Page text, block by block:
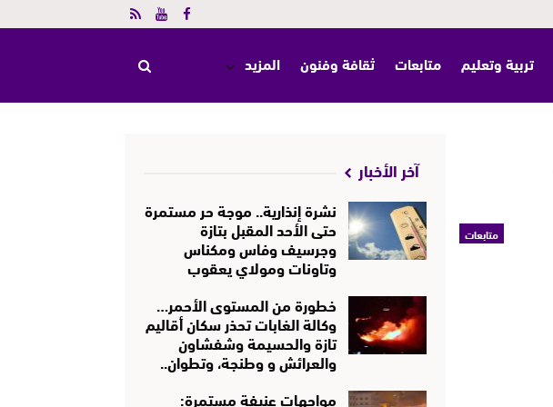
تربية وتعليم متابعات ثقافة وفنون المزيد
متابعات
آخر الأخبار
نشرة إنذارية.. موجة حر مستمرة
حتى الأحد المقبل بتازة
وجرسيف وفاس ومكناس
وتاونات ومولاي يعقوب
خطورة من المستوى الأحمر…
وكالة الغابات تحذر سكان أقاليم
تازة والحسيمة وشفشاون
والعرائش و وطنجة، وتطوان..
مواجهات عنيفة مستمرة: